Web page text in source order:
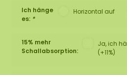
Ich hänge
es: *
Horizontal auf
15% mehr
Schallabsorption:
Ja, ich
(+11%)